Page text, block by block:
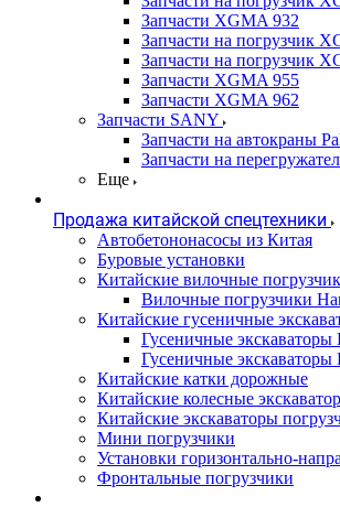
Запчасти XGMA 932
Запчасти на погрузчик
Запчасти на погрузчик
Запчасти XGMA 955
Запчасти XGMA 962
Запчасти SANY
Запчасти на автокраны
Запчасти на
Еще
Продажа китайской спецтехники
Автобетононасосы из Китая
Буровые установки
Китайские вилочные
Вилочные погрузчики
Китайские гусеничные
Гусеничные экскаваторы
Гусеничные экскаваторы
Китайские катки дорожные
Китайские колесные
Китайские экскаваторы
Мини погрузчики
Установки горизонтально-
Фронтальные погрузчики